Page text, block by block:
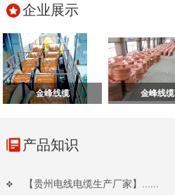
企业展示
金峰线缆 金峰线缆
产品知识
【贵州电线电缆生产厂家】......